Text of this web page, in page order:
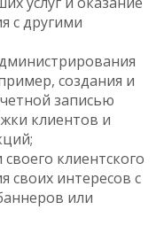
с другими
создания и
записью
клиентов и
клиентского
своих интересов с
или